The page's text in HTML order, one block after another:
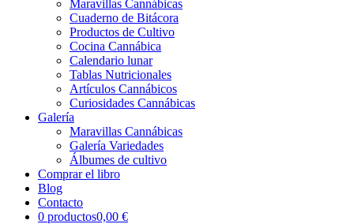
Maravillas Cannábicas
Cuaderno de Bitácora
Productos de Cultivo
Cocina Cannábica
Calendario lunar
Tablas Nutricionales
Artículos Cannábicos
Curiosidades Cannábicas
Galería
Maravillas Cannábicas
Galería Variedades
Álbumes de cultivo
Comprar el libro
Blog
Contacto
0 productos0,00 €